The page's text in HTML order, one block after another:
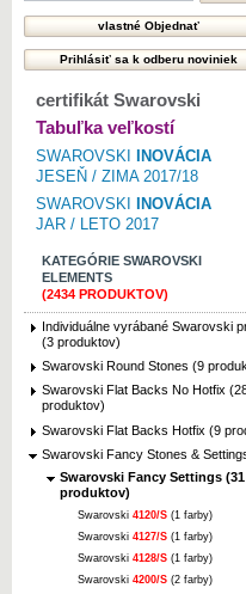
certifikát Swarovski
Tabuľka veľkostí
SWAROVSKI
INOVÁCIA
JESEŇ / ZIMA 2017/18
SWAROVSKI
INOVÁCIA
JAR / LETO 2017
KATEGÓRIE SWAROVSKI
ELEMENTS
(2434 PRODUKTOV)
Individuálne vyrábané Swarovski
(3 produktov)
Swarovski Round Stones (9
Swarovski Flat Backs No Hotfix
produktov)
Swarovski Flat Backs Hotfix (9
Swarovski Fancy Stones &
Swarovski Fancy Settings (31
produktov)
Swarovski 4120/S (1 farby)
Swarovski 4127/S (1 farby)
Swarovski 4128/S (1 farby)
Swarovski 4200/S (2 farby)